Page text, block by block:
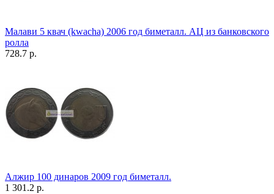
Малави 5 квач (kwacha) 2006 год биметалл. АЦ из банковского
ролла
728.7 р.
Алжир 100 динаров 2009 год биметалл.
1 301.2 р.